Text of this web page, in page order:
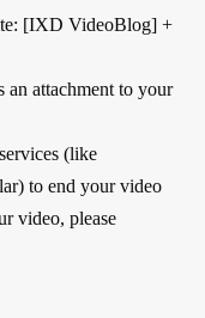
[IXD VideoBlog] +
an attachment to your
(like
to end your video
video, please